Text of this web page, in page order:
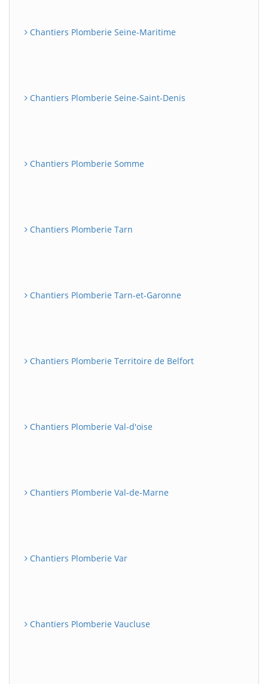
Chantiers Plomberie Seine-Maritime
Chantiers Plomberie Seine-Saint-Denis
Chantiers Plomberie Somme
Chantiers Plomberie Tarn
Chantiers Plomberie Tarn-et-Garonne
Chantiers Plomberie Territoire de Belfort
Chantiers Plomberie Val-d'oise
Chantiers Plomberie Val-de-Marne
Chantiers Plomberie Var
Chantiers Plomberie Vaucluse